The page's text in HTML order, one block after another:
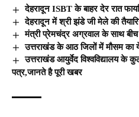
देहरादून ISBT के बाहर देर रात
देहरादून में श्री झंडे जी मेले की
मंत्री प्रेमचंद्र अग्रवाल के साथ
उत्तराखंड के आठ जिलों में मौसम
उत्तराखंड आयुर्वेद विश्वविद्यालय के
पत्र,जानते है पूरी खबर